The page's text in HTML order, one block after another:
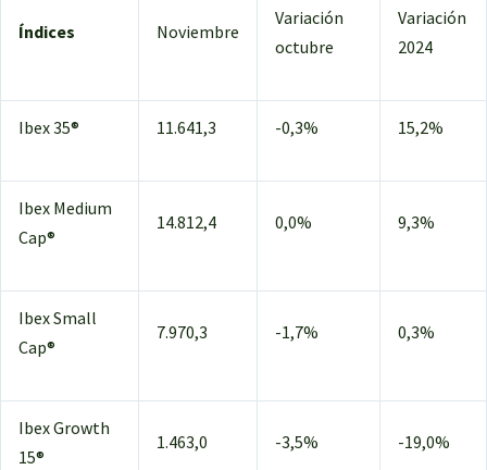
Índices Noviembre
Variación
octubre
Variación
2024
Ibex 35® 11.641,3 -0,3% 15,2%
Ibex Medium
Cap®
14.812,4 0,0% 9,3%
Ibex Small
Cap®
7.970,3 -1,7% 0,3%
Ibex Growth
15®
1.463,0 -3,5% -19,0%